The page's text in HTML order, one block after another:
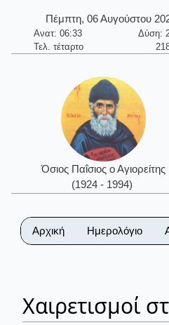
Πέμπτη, 06 Αυγούστου
Ανατ: 06:33
Δύση:
Τελ. τέταρτο
Όσιος Παΐσιος ο Αγιορείτης
(1924 - 1994)
Αρχική Ημερολόγιο
Χαιρετισμοί